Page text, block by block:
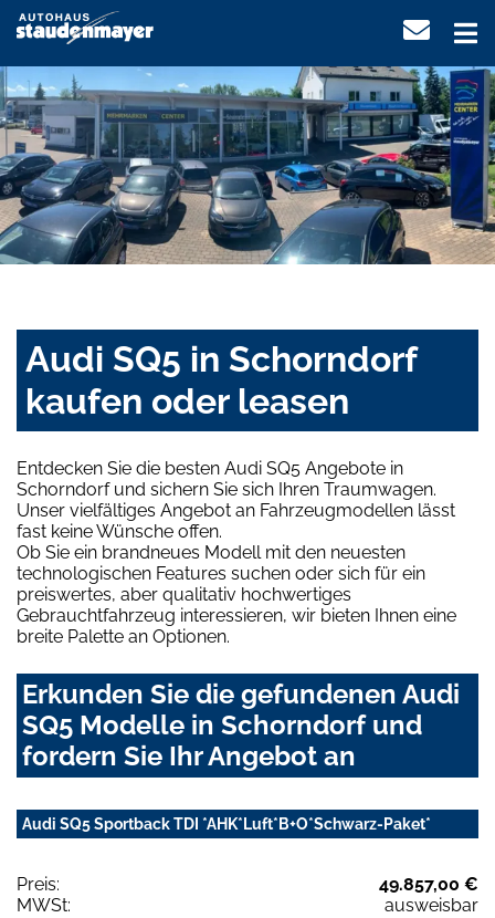
Audi SQ5 in Schorndorf
kaufen oder leasen
Entdecken Sie die besten Audi SQ5 Angebote in
Schorndorf und sichern Sie sich Ihren Traumwagen.
Unser vielfältiges Angebot an Fahrzeugmodellen lässt
fast keine Wünsche offen.
Ob Sie ein brandneues Modell mit den neuesten
technologischen Features suchen oder sich für ein
preiswertes, aber qualitativ hochwertiges
Gebrauchtfahrzeug interessieren, wir bieten Ihnen eine
breite Palette an Optionen.
Erkunden Sie die gefundenen Audi
SQ5 Modelle in Schorndorf und
fordern Sie Ihr Angebot an
Audi SQ5 Sportback TDI *AHK*Luft*B+O*Schwarz-Paket*
Preis:
49.857,00 €
MWSt:
ausweisbar